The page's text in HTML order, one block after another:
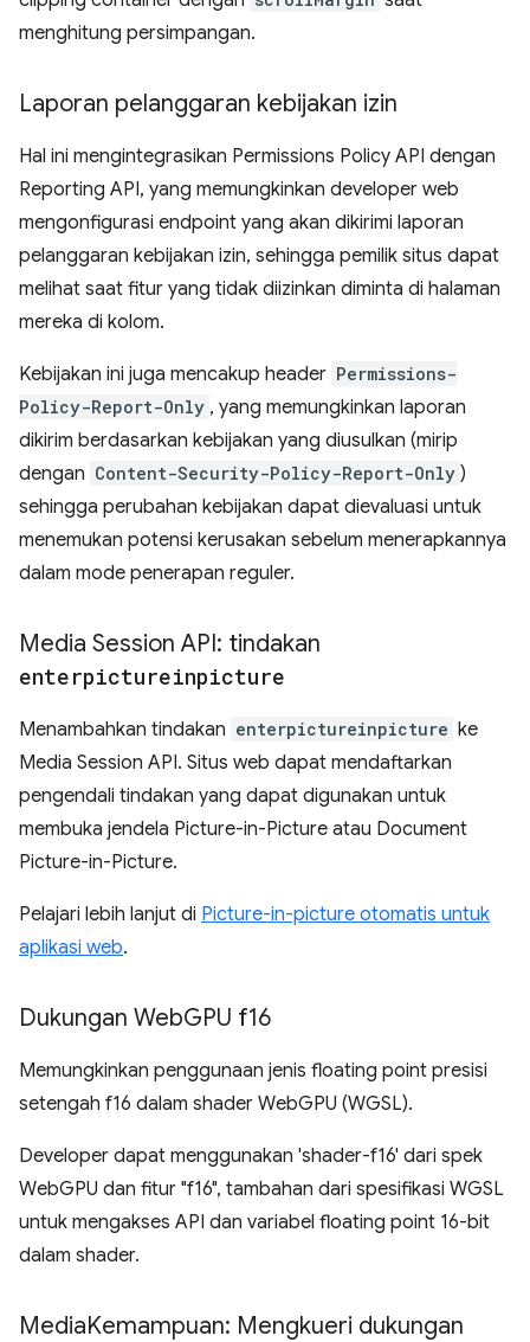
menghitung persimpangan.
Laporan pelanggaran kebijakan izin
Hal ini mengintegrasikan Permissions Policy API dengan
Reporting API, yang memungkinkan developer web
mengonfigurasi endpoint yang akan dikirimi laporan
pelanggaran kebijakan izin, sehingga pemilik situs dapat
melihat saat fitur yang tidak diizinkan diminta di halaman
mereka di kolom.
Kebijakan ini juga mencakup header Permissions-
Policy-Report-Only , yang memungkinkan laporan
dikirim berdasarkan kebijakan yang diusulkan (mirip
dengan Content-Security-Policy-Report-Only )
sehingga perubahan kebijakan dapat dievaluasi untuk
menemukan potensi kerusakan sebelum menerapkannya
dalam mode penerapan reguler.
Media Session API: tindakan
enterpictureinpicture
Menambahkan tindakan enterpictureinpicture ke
Media Session API. Situs web dapat mendaftarkan
pengendali tindakan yang dapat digunakan untuk
membuka jendela Picture-in-Picture atau Document
Picture-in-Picture.
Pelajari lebih lanjut di Picture-in-picture otomatis untuk
aplikasi web.
Dukungan WebGPU f16
Memungkinkan penggunaan jenis floating point presisi
setengah f16 dalam shader WebGPU (WGSL).
Developer dapat menggunakan 'shader-f16' dari spek
WebGPU dan fitur "f16", tambahan dari spesifikasi WGSL
untuk mengakses API dan variabel floating point 16-bit
dalam shader.
MediaKemampuan: Mengkueri dukungan